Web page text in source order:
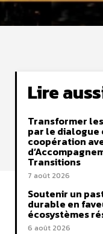
Lire
Transformer
par le dialogue
coopération
Transitions
7 août 2026
Soutenir un
durable en
écosystèmes
6 août 2026